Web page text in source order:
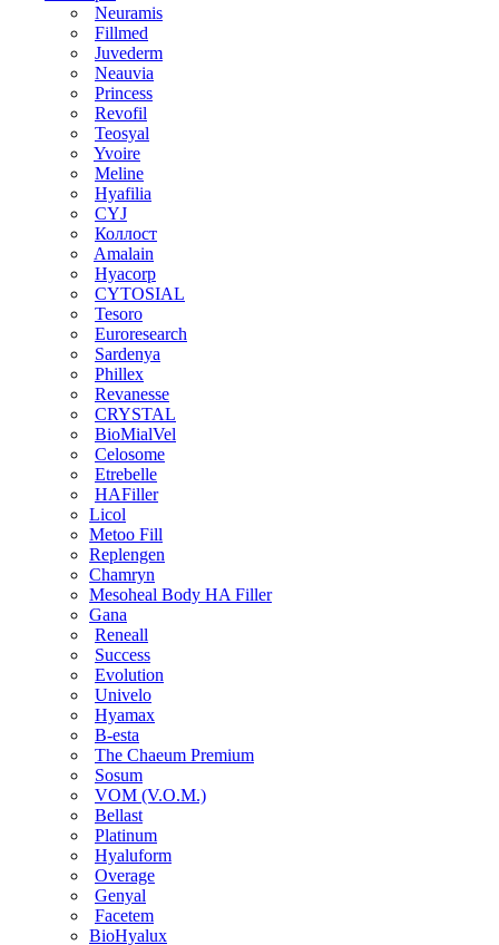
Neuramis
Fillmed
Juvederm
Neauvia
Princess
Revofil
Teosyal
Yvoire
Meline
Hyafilia
CYJ
Коллост
Amalain
Hyacorp
CYTOSIAL
Tesoro
Euroresearch
Sardenya
Phillex
Revanesse
CRYSTAL
BioMialVel
Celosome
Etrebelle
HAFiller
Licol
Metoo Fill
Replengen
Chamryn
Mesoheal Body HA Filler
Gana
Reneall
Success
Evolution
Univelo
Hyamax
B-esta
The Chaeum Premium
Sosum
VOM (V.O.M.)
Bellast
Platinum
Hyaluform
Overage
Genyal
Facetem
BioHyalux